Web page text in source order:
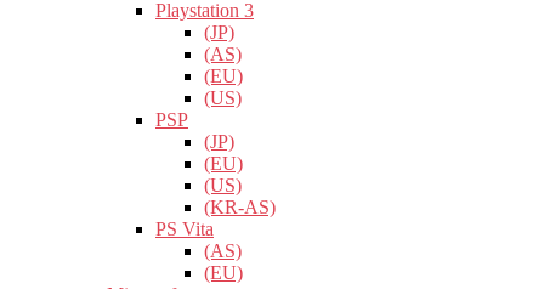
Playstation 3
(JP)
(AS)
(EU)
(US)
PSP
(JP)
(EU)
(US)
(KR-AS)
PS Vita
(AS)
(EU)